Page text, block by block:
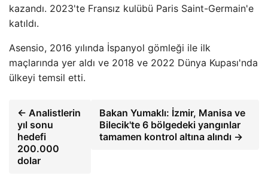
kazandı. 2023'te Fransız kulübü Paris Saint-Germain'e
katıldı.
Asensio, 2016 yılında İspanyol gömleği ile ilk
maçlarında yer aldı ve 2018 ve 2022 Dünya Kupası'nda
ülkeyi temsil etti.
← Analistlerin
yıl sonu
hedefi
200.000
dolar
Bakan Yumaklı: İzmir, Manisa ve
Bilecik'te 6 bölgedeki yangınlar
tamamen kontrol altına alındı →